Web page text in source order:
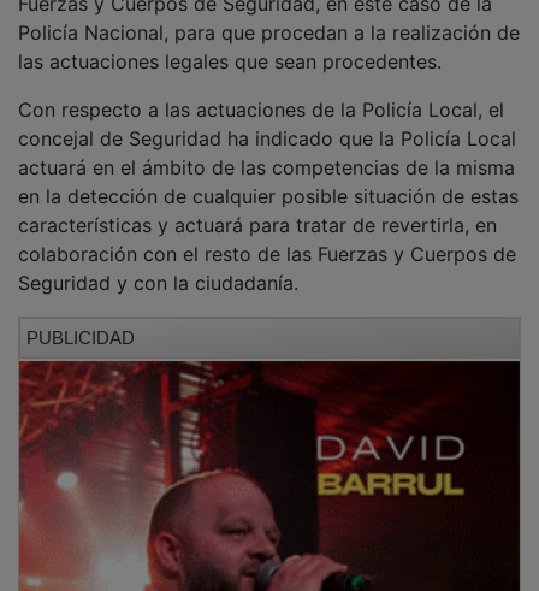
Policía Nacional, para que procedan a la realización de
las actuaciones legales que sean procedentes.
concejal de Seguridad ha indicado que la Policía Local
actuará en el ámbito de las competencias de la misma
en la detección de cualquier posible situación de estas
características y actuará para tratar de revertirla, en
colaboración con el resto de las Fuerzas y Cuerpos de
Seguridad y con la ciudadanía.